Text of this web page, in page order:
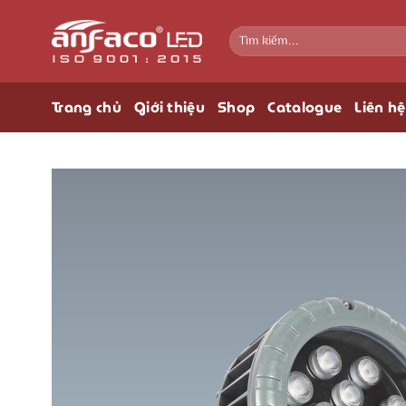
dung
Tìm
kiếm:
Trang chủ Giới thiệu Shop Catalogue Liên hệ